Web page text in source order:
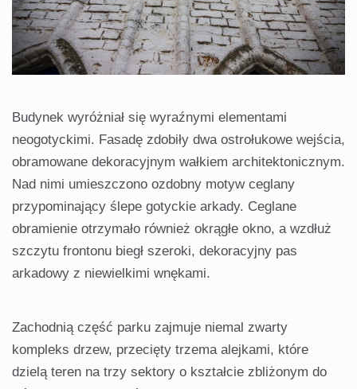
Budynek wyróżniał się wyraźnymi elementami
neogotyckimi. Fasadę zdobiły dwa ostrołukowe wejścia,
obramowane dekoracyjnym wałkiem architektonicznym.
Nad nimi umieszczono ozdobny motyw ceglany
przypominający ślepe gotyckie arkady. Ceglane
obramienie otrzymało również okrągłe okno, a wzdłuż
szczytu frontonu biegł szeroki, dekoracyjny pas
arkadowy z niewielkimi wnękami.
Zachodnią część parku zajmuje niemal zwarty
kompleks drzew, przecięty trzema alejkami, które
dzielą teren na trzy sektory o kształcie zbliżonym do